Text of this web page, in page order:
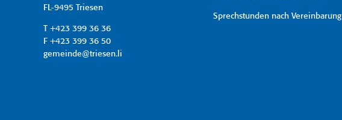
FL-9495 Triesen
T +423 399 36 36
F +423 399 36 50
gemeinde@triesen.li
Sprechstunden nach Vereinbarung